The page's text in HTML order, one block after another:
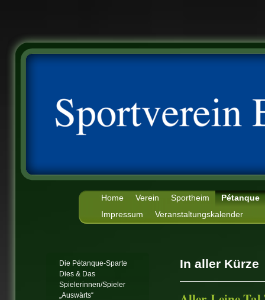
Home Verein Sportheim
Pétanque
Impressum
Veranstaltungskalender
In aller Kürze
Die Pétanque-Sparte
Dies & Das
Spielerinnen/Spieler
„Auswärts“